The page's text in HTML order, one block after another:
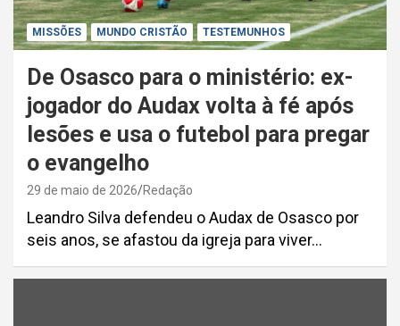
MISSÕES MUNDO CRISTÃO TESTEMUNHOS
De Osasco para o ministério: ex-
jogador do Audax volta à fé após
lesões e usa o futebol para pregar
o evangelho
29 de maio de 2026 Redação
Leandro Silva defendeu o Audax de Osasco por
seis anos, se afastou da igreja para viver…